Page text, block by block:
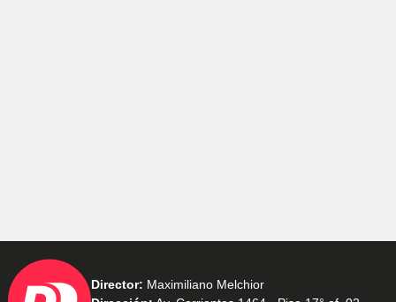
Director: Maximiliano Melchior